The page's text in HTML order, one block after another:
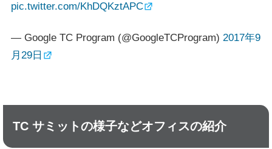
pic.twitter.com/KhDQKztAPC
— Google TC Program (@GoogleTCProgram) 2017年9
月29日
TC サミットの様子などオフィスの紹介